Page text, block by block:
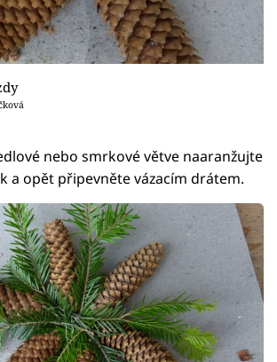
nebo smrkové větve naaranžujte
a opět připevněte vázacím drátem.